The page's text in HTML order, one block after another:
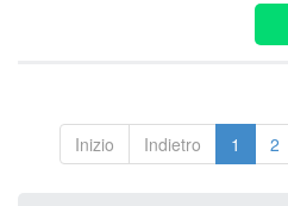
Inizio Indietro 1 2